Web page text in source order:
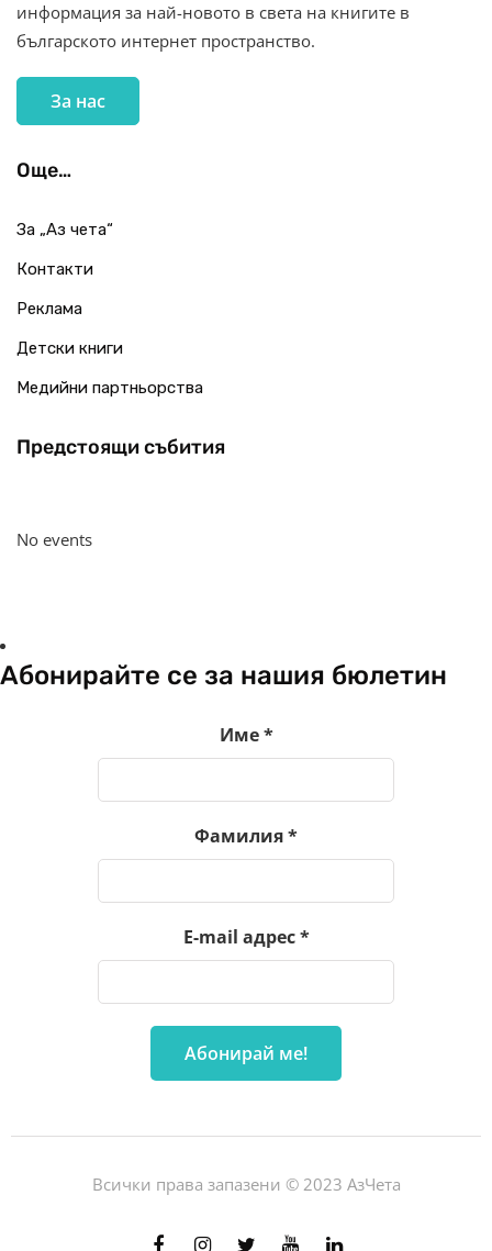
информация за най-новото в света на книгите в
българското интернет пространство.
За нас
Още…
За „Аз чета“
Контакти
Реклама
Детски книги
Медийни партньорства
Предстоящи събития
No events
Абонирайте се за нашия бюлетин
Име*
Фамилия*
E-mail адрес*
Всички права запазени © 2023 АзЧета